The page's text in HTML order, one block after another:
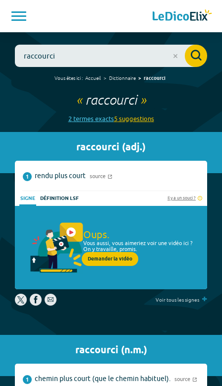
Vous êtes ici : Accueil Dictionnaire raccourci
« raccourci»
2 termesexacts5suggestions
raccourci (adj.)
1 rendu plus court source
SIGNE DÉFINITION LSF Il y a un souci ?
Oups.
Vous aussi, vous aimeriez voir une vidéo ici ?
On y travaille, promis.
Demander la vidéo
Voir tous les signes +
raccourci (n.m.)
1 chemin plus court (que le chemin habituel). source